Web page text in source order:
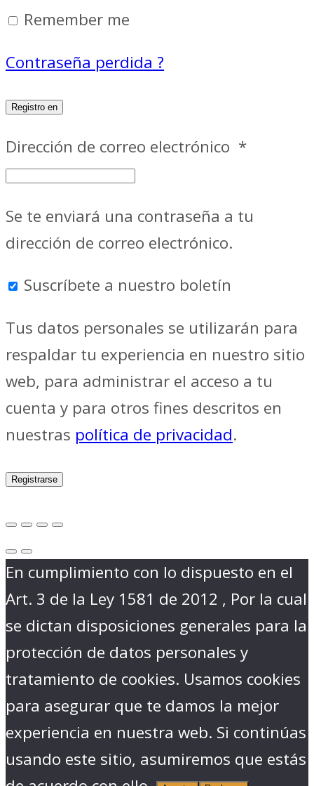
Remember me
Contraseña perdida ?
Registro en
Dirección de correo electrónico *
Se te enviará una contraseña a tu
dirección de correo electrónico.
Suscríbete a nuestro boletín
Tus datos personales se utilizarán para
respaldar tu experiencia en nuestro sitio
web, para administrar el acceso a tu
cuenta y para otros fines descritos en
nuestras política de privacidad.
Registrarse
En cumplimiento con lo dispuesto en el
Art. 3 de la Ley 1581 de 2012 , Por la cual
se dictan disposiciones generales para la
protección de datos personales y
tratamiento de cookies. Usamos cookies
para asegurar que te damos la mejor
experiencia en nuestra web. Si continúas
usando este sitio, asumiremos que estás